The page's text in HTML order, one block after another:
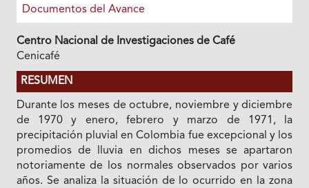
Documentos del Avance
Centro Nacional de Investigaciones de Café
Cenicafé
RESUMEN
Durante los meses de octubre, noviembre y diciembre
de 1970 y enero, febrero y marzo de 1971, la
precipitación pluvial en Colombia fue excepcional y los
promedios de lluvia en dichos meses se apartaron
notoriamente de los normales observados por varios
años. Se analiza la situación de lo ocurrido en la zona